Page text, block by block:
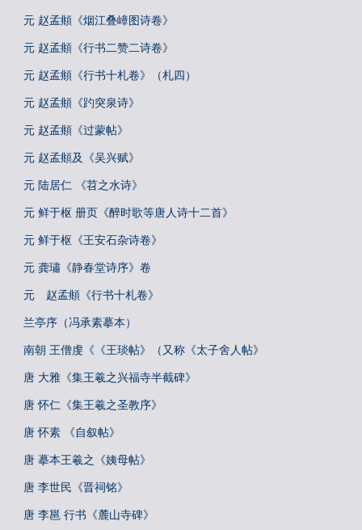
元 赵孟頫《烟江叠嶂图诗卷》
元 赵孟頫《行书二赞二诗卷》
元 赵孟頫《行书十札卷》（札四）
元 赵孟頫《趵突泉诗》
元 赵孟頫《过蒙帖》
元 赵孟頫及《吴兴赋》
元 陆居仁 《苕之水诗》
元 鲜于枢 册页《醉时歌等唐人诗十二首》
元 鲜于枢《王安石杂诗卷》
元 龚璛《静春堂诗序》卷
元 赵孟頫《行书十札卷》
兰亭序（冯承素摹本）
南朝 王僧虔《《王琰帖》（又称《太子舍人帖》
唐 大雅《集王羲之兴福寺半截碑》
唐 怀仁《集王羲之圣教序》
唐 怀素 《自叙帖》
唐 摹本王羲之《姨母帖》
唐 李世民《晋祠铭》
唐 李邕 行书《麓山寺碑》